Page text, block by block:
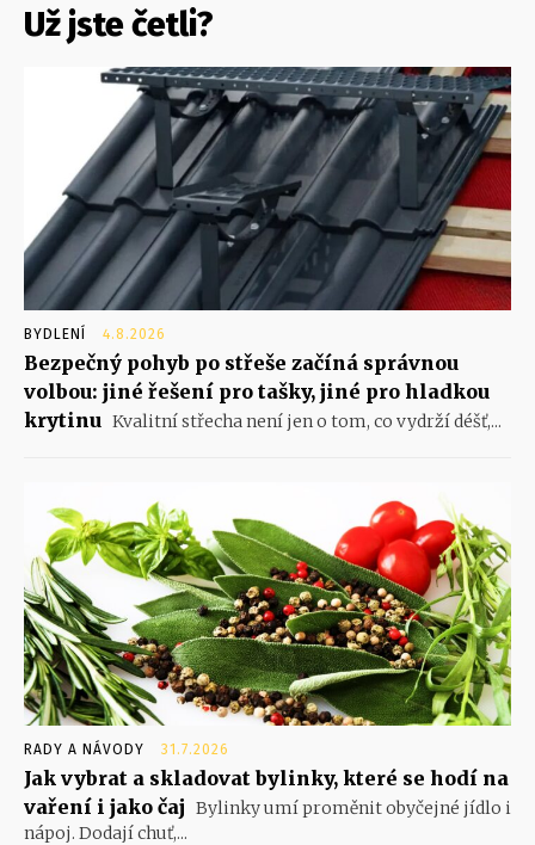
Už jste četli?
BYDLENÍ 4.8.2026
Bezpečný pohyb po střeše začíná správnou
volbou: jiné řešení pro tašky, jiné pro hladkou
krytinu Kvalitní střecha není jen o tom, co vydrží déšť,...
RADY A NÁVODY 31.7.2026
Jak vybrat a skladovat bylinky, které se hodí na
vaření i jako čaj Bylinky umí proměnit obyčejné jídlo i
nápoj. Dodají chuť,...